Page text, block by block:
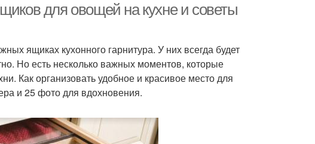
для овощей на кухне и советы
ящиках кухонного гарнитура. У них всегда будет
Но есть несколько важных моментов, которые
Как организовать удобное и красивое место для
и 25 фото для вдохновения.